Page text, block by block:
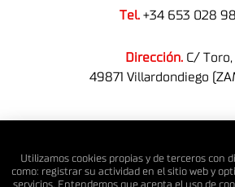
Tel. +34 653 028
Dirección.C/ Toro,
49871 Villardondiego
© MERINO 4X4 S.L. Todos los
Utilizamos cookies propias y de terceros con
como: registrar su actividad en el sitio web y